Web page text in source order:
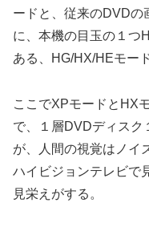
ードと、従来のDVDの
に、本機の目玉の１つ
ある、HG/HX/HEモー
ここでXPモードとHX
で、１層DVDディスク
が、人間の視覚はノイ
ハイビジョンテレビで
見栄えがする。